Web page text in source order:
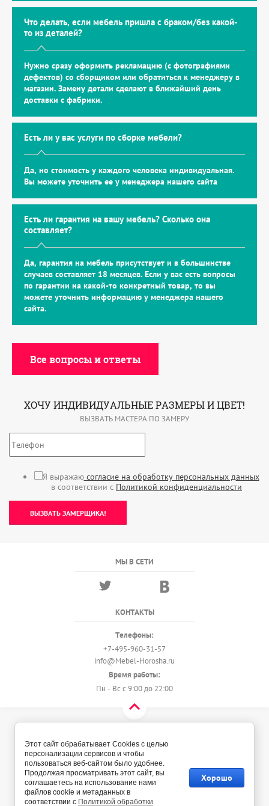
Что делать, если мебель пришла с браком/без какой-
то из деталей?
Нужно сразу оформить рекламацию (с фотографиями
дефектов) со сборщиком или обратиться к менеджеру в
магазин. Замену детали сделают в ближайший день
доставки с фабрики.
Есть ли у вас услуги по сборке мебели?
Да, но стоимость у каждого человека индивидуальная.
Вы можете уточнить ее у менеджера нашего сайта
Есть ли гарантия на вашу мебель? Сколько она
составляет?
Да, гарантия на мебель присутствует и в большинстве
случаев составляет 18 месяцев. Если у вас есть вопросы
по гарантии на какой-то конкретный товар, то вы
можете уточнить информацию у менеджера нашего
сайта.
Все вопросы и ответы
ХОЧУ ИНДИВИДУАЛЬНЫЕ РАЗМЕРЫ И ЦВЕТ!
ВЫЗВАТЬ МАСТЕРА ПО ЗАМЕРУ
Я выражаюсогласие на обработку персональных данных
в соответствии с Политикой конфиденциальности
ВЫЗВАТЬ ЗАМЕРЩИКА!
МЫ В СЕТИ
КОНТАКТЫ
Телефоны:
+7-495-960-31-57
info@Mebel-Horosha.ru
Время работы:
Пн - Вс с 9:00 до 22:00
Политика конфиденциальности
Этот сайт обрабатывает Cookies с целью
персонализации сервисов и чтобы
пользоваться веб-сайтом было удобнее.
Продолжая просматривать этот сайт, вы
соглашаетесь на использование нами
файлов cookie и метаданных в
соответствии с Политикой обработки
Хорошо